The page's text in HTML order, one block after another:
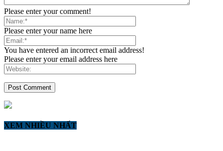
Please enter your comment!
Please enter your name here
You have entered an incorrect email address!
Please enter your email address here
XEM NHIỀU NHẤT